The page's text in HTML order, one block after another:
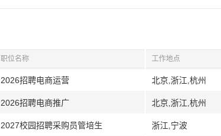
职位名称 工作地点
2026招聘电商运营 北京,浙江,杭州
2026招聘电商推广 北京,浙江,杭州
2027校园招聘采购员管培生 浙江,宁波